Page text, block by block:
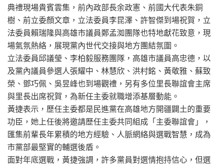
典禮現場貴賓雲集，前內政部長余政憲、前國大代表朱銅
樹、前立委顏文章，立法委員李昆澤、許智傑到場祝賀，立
法委員賴瑞隆與高雄市議員鄭孟洳團隊也特地獻花致意，現
場氣氛熱絡，展現黨內世代交接與地方團結氛圍。
立法委員邱議瑩、李柏毅服務團隊，高雄市議員高忠德，以
及黨內議員參選人張耀中、林慧欣、洪村銘、黃敬雅、蘇致
榮、鄧巧佩、吳昱峰也到場觀禮，另有多位里長聯誼會主席
與里長出席祝賀，為新任主委就職增添基層動能。
黃捷表示，歷任主委都是民進黨在高雄地方開疆闢土的重要
功臣，她上任後將邀請歷任主委共同組成「主委聯誼會」，
匯集前輩長年累積的地方經驗、人脈網絡與選戰智慧，成為
市黨部最堅實的輔選後盾。
面對年底選戰，黃捷強調，許多黨員對選情抱持信心，但選